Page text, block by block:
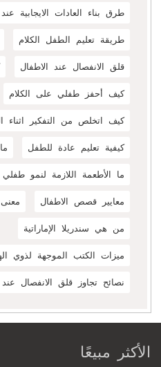
طرق بناء العادات الايجابية
طريقة تعليم الطفل الكلام
قلق الانفصال عند الاطفال
كيف أحفز طفلي على الكلام
كيف اتخلص من التفكير اثناء
كيفية تعليم عادة للطفل
ما الأطعمة اللازمة لنمو طفلي
معايير قصص الاطفال
من هي سندريلا الإماراتية
ميزات الكتب الموجهة لذوي
نصائح تجاوز قلق الانفصال عند
الأكثر مبيعًا